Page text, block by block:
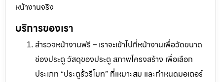
หน้างานจริง
บริการของเรา
สำรวจหน้างานฟรี – เราจะเข้าไปที่หน้างานเพื่อวัดขนาด
ช่องประตู วัสดุของประตู สภาพโครงสร้าง เพื่อเลือก
ประเภท “ประตูรั้วรีโมท” ที่เหมาะสม และกำหนดมอเตอร์